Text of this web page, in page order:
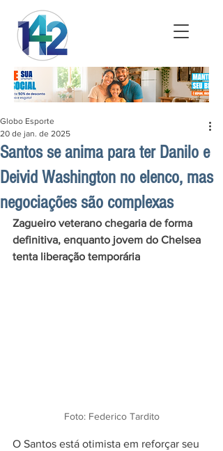
Santos se anima para ter Danilo e
Deivid Washington no elenco, mas
negociações são complexas
Globo Esporte
20 de jan. de 2025
Zagueiro veterano chegaria de forma
definitiva, enquanto jovem do Chelsea
tenta liberação temporária
Foto: Federico Tardito
O Santos está otimista em reforçar seu